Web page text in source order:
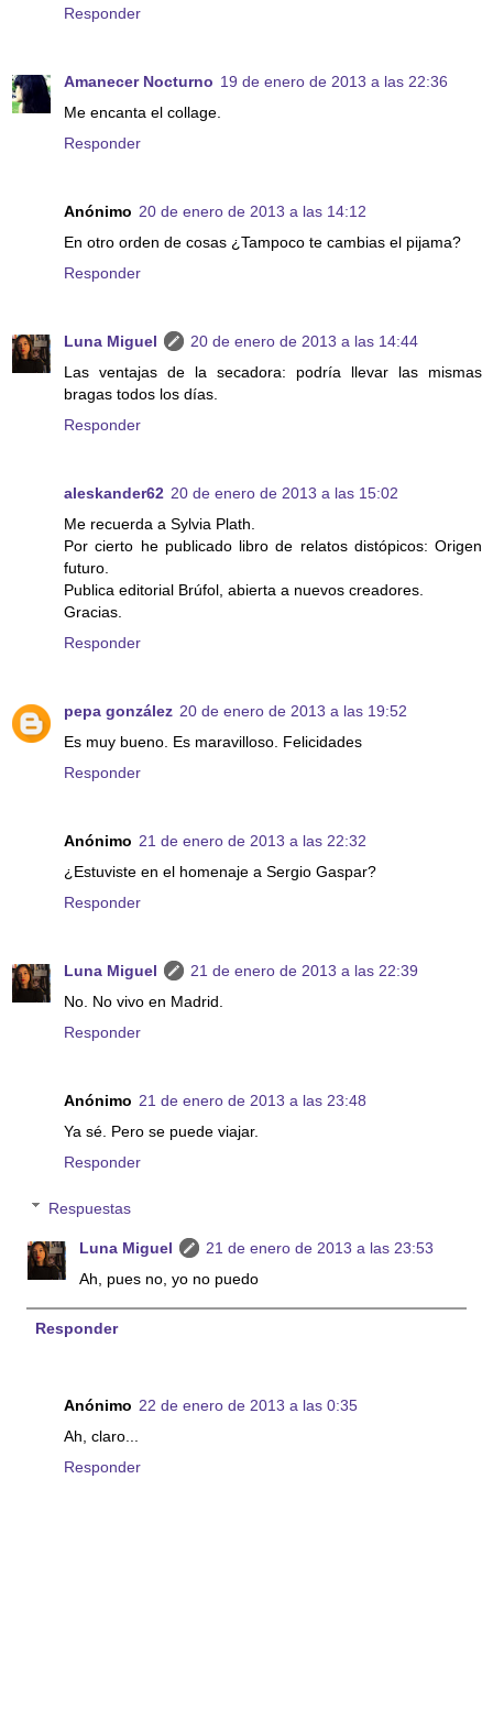
Responder
Amanecer Nocturno 19 de enero de 2013 a las 22:36
Me encanta el collage.
Responder
Anónimo 20 de enero de 2013 a las 14:12
En otro orden de cosas ¿Tampoco te cambias el pijama?
Responder
Luna Miguel
20 de enero de 2013 a las 14:44
Las ventajas de la secadora: podría llevar las mismas
bragas todos los días.
Responder
aleskander62 20 de enero de 2013 a las 15:02
Me recuerda a Sylvia Plath.
Por cierto he publicado libro de relatos distópicos: Origen
futuro.
Publica editorial Brúfol, abierta a nuevos creadores.
Gracias.
Responder
pepa gonzález 20 de enero de 2013 a las 19:52
Es muy bueno. Es maravilloso. Felicidades
Responder
Anónimo 21 de enero de 2013 a las 22:32
¿Estuviste en el homenaje a Sergio Gaspar?
Responder
Luna Miguel
21 de enero de 2013 a las 22:39
No. No vivo en Madrid.
Responder
Anónimo 21 de enero de 2013 a las 23:48
Ya sé. Pero se puede viajar.
Responder
Respuestas
Luna Miguel
21 de enero de 2013 a las 23:53
Ah, pues no, yo no puedo
Responder
Anónimo 22 de enero de 2013 a las 0:35
Ah, claro...
Responder